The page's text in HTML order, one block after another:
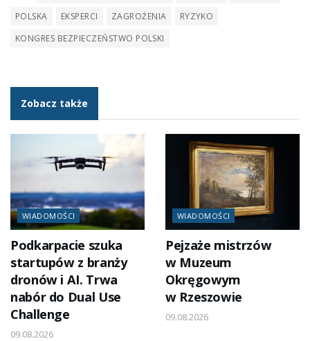
POLSKA
EKSPERCI ZAGROŻENIA
RYZYKO
KONGRES BEZPIECZEŃSTWO POLSKI
Zobacz także
WIADOMOŚCI
Podkarpacie szuka
startupów z branży
dronów i AI. Trwa
nabór do Dual Use
Challenge
09.08.2026
WIADOMOŚCI
Pejzaże mistrzów
w Muzeum
Okręgowym
w Rzeszowie
09.08.2026